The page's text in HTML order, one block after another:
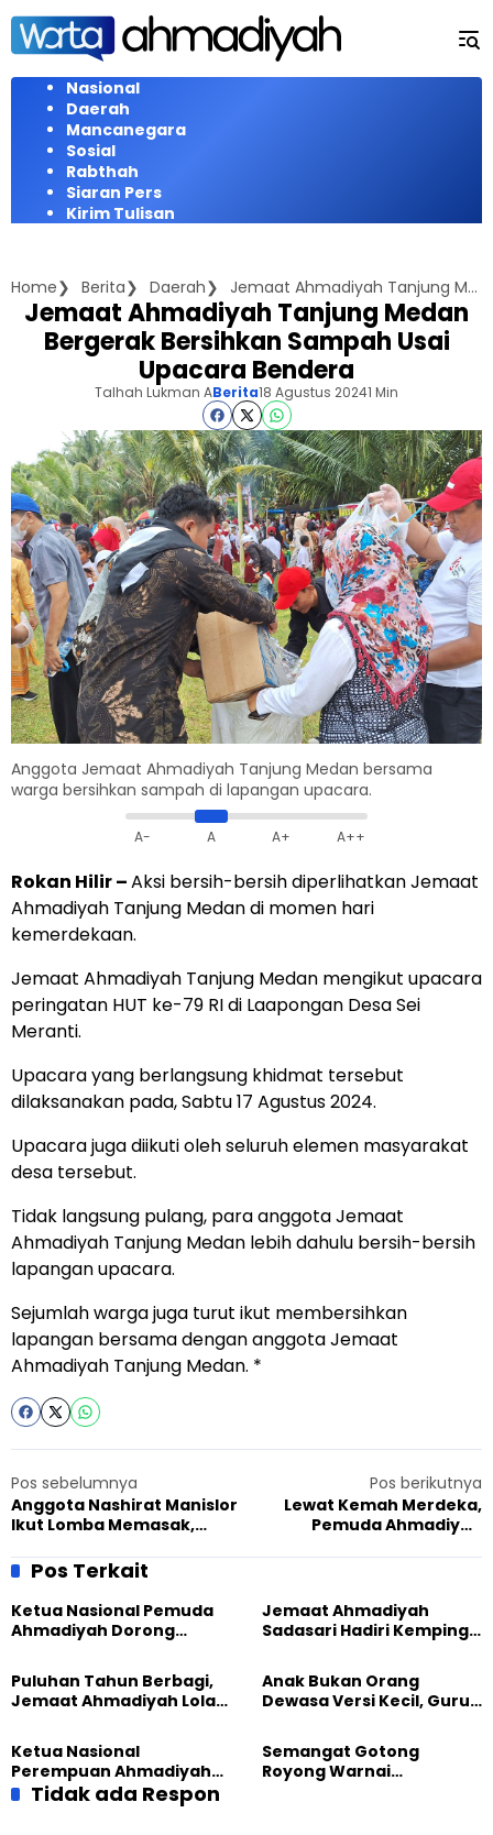
Langsung
konten
Nasional
Daerah
Mancanegara
Sosial
Rabthah
Siaran Pers
Kirim Tulisan
Home Berita Daerah Jemaat Ahmadiyah Tanjung Medan Bergerak Bersihkan Sampah Usai Upacara Bendera
Jemaat Ahmadiyah Tanjung Medan
Bergerak Bersihkan Sampah Usai
Upacara Bendera
Talhah Lukman ABerita18 Agustus 20241 Min
Anggota Jemaat Ahmadiyah Tanjung Medan bersama
warga bersihkan sampah di lapangan upacara.
A- A A+ A++
Rokan Hilir –Aksi bersih-bersih diperlihatkan Jemaat
Ahmadiyah Tanjung Medan di momen hari
kemerdekaan.
Jemaat Ahmadiyah Tanjung Medan mengikut upacara
peringatan HUT ke-79 RI di Laapongan Desa Sei
Meranti.
Upacara yang berlangsung khidmat tersebut
dilaksanakan pada, Sabtu 17 Agustus 2024.
Upacara juga diikuti oleh seluruh elemen masyarakat
desa tersebut.
Tidak langsung pulang, para anggota Jemaat
Ahmadiyah Tanjung Medan lebih dahulu bersih-bersih
lapangan upacara.
Sejumlah warga juga turut ikut membersihkan
lapangan bersama dengan anggota Jemaat
Ahmadiyah Tanjung Medan. *
Pos sebelumnya
Anggota Nashirat Manislor
Ikut Lomba Memasak,
Pos berikutnya
Lewat Kemah Merdeka,
Pemuda Ahmadiyah
Pandawa Desa Hayati
Pos Terkait
Ketua Nasional Pemuda
Ahmadiyah Dorong
bersama UNUSIA
Jemaat Ahmadiyah
Sadasari Hadiri Kemping
Majalengka
Puluhan Tahun Berbagi,
Jemaat Ahmadiyah Lolak
Sembako kepada Warga
Anak Bukan Orang
Dewasa Versi Kecil, Guru
Pendidikan BERLIAN
Ketua Nasional
Perempuan Ahmadiyah
Indonesia Raih Gelar Guru
Semangat Gotong
Royong Warnai
Tidak ada Respon